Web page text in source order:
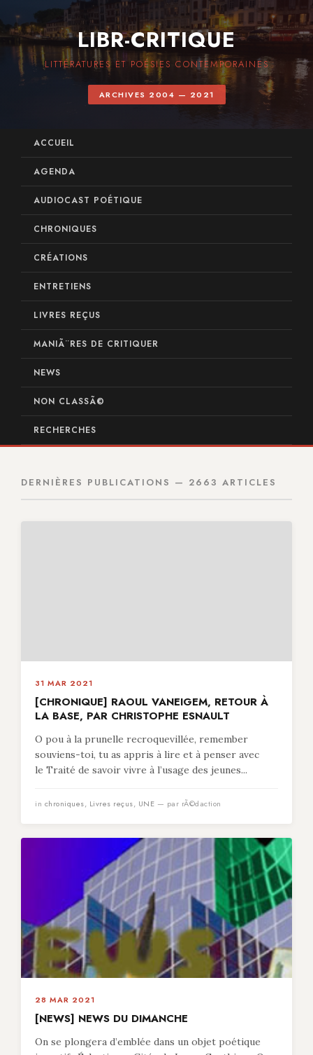
LIBR-CRITIQUE
LITTÉRATURES ET POÉSIES CONTEMPORAINES
ARCHIVES 2004 — 2021
ACCUEIL
AGENDA
AUDIOCAST POÉTIQUE
CHRONIQUES
CRÉATIONS
ENTRETIENS
LIVRES REÇUS
MANIÃ¨RES DE CRITIQUER
NEWS
NON CLASSÃ©
RECHERCHES
DERNIÈRES PUBLICATIONS — 2663 ARTICLES
31 MAR 2021
[CHRONIQUE] RAOUL VANEIGEM, RETOUR À
LA BASE, PAR CHRISTOPHE ESNAULT
O pou à la prunelle recroquevillée, remember
souviens-toi, tu as appris à lire et à penser avec
le Traité de savoir vivre à l’usage des jeunes...
in chroniques, Livres reçus, UNE — par rÃ©daction
28 MAR 2021
[NEWS] NEWS DU DIMANCHE
On se plongera d’emblée dans un objet poétique